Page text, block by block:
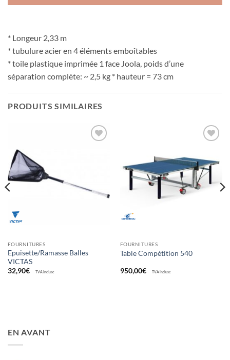
* Longeur 2,33 m
* tubulure acier en 4 éléments emboîtables
* toile plastique imprimée 1 face Joola, poids d’une
séparation complète: ~ 2,5 kg * hauteur = 73 cm
PRODUITS SIMILAIRES
FOURNITURES
Epuisette/Ramasse Balles
VICTAS
32,90€ TVA incluse
souhaits
FOURNITURES
Table Compétition 540
950,00€ TVA incluse
EN AVANT